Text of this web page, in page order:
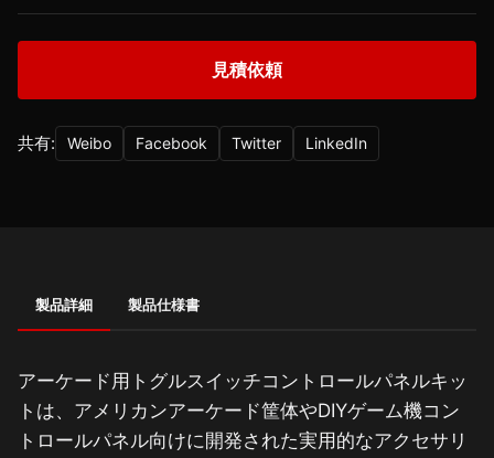
見積依頼
共有: Weibo Facebook Twitter LinkedIn
製品詳細 製品仕様書
アーケード用トグルスイッチコントロールパネルキッ
トは、アメリカンアーケード筐体やDIYゲーム機コン
トロールパネル向けに開発された実用的なアクセサリ